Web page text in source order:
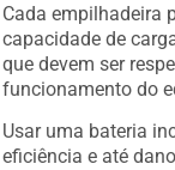
Cada empilhadeira
capacidade de
que devem ser
funcionamento do
Usar uma bateria
eficiência e até